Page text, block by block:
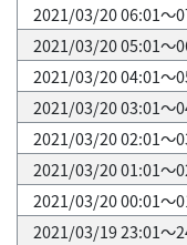
2021/03/20 06:01～
2021/03/20 05:01～
2021/03/20 04:01～
2021/03/20 03:01～
2021/03/20 02:01～
2021/03/20 01:01～
2021/03/20 00:01～
2021/03/19 23:01～